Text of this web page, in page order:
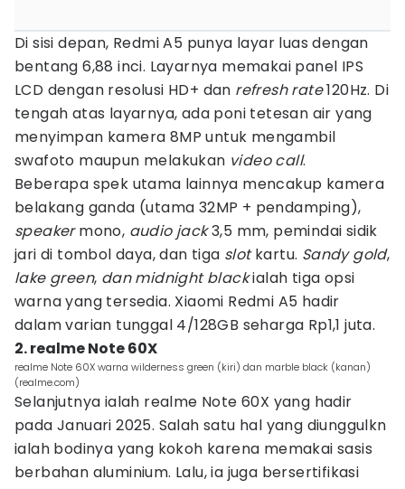
Di sisi depan, Redmi A5 punya layar luas dengan
bentang 6,88 inci. Layarnya memakai panel IPS
LCD dengan resolusi HD+ dan refresh rate120Hz. Di
tengah atas layarnya, ada poni tetesan air yang
menyimpan kamera 8MP untuk mengambil
swafoto maupun melakukan video call.
Beberapa spek utama lainnya mencakup kamera
belakang ganda (utama 32MP + pendamping),
speakermono, audio jack3,5 mm, pemindai sidik
jari di tombol daya, dan tiga slotkartu. Sandy gold,
lake green, dan midnight blackialah tiga opsi
warna yang tersedia. Xiaomi Redmi A5 hadir
dalam varian tunggal 4/128GB seharga Rp1,1 juta.
2. realme Note 60X
realme Note 60X warna wilderness green (kiri) dan marble black (kanan)
(realme.com)
Selanjutnya ialah realme Note 60X yang hadir
pada Januari 2025. Salah satu hal yang diunggulkn
ialah bodinya yang kokoh karena memakai sasis
berbahan aluminium. Lalu, ia juga bersertifikasi